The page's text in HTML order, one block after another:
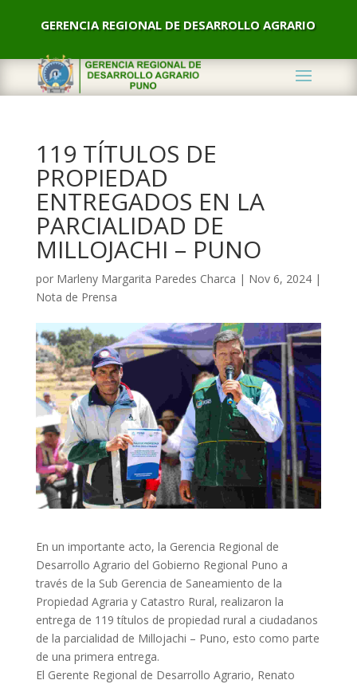
GERENCIA REGIONAL DE DESARROLLO AGRARIO
119 TÍTULOS DE
PROPIEDAD
ENTREGADOS EN LA
PARCIALIDAD DE
MILLOJACHI – PUNO
por Marleny Margarita Paredes Charca | Nov 6, 2024|
Nota de Prensa
En un importante acto, la Gerencia Regional de
Desarrollo Agrario del Gobierno Regional Puno a
través de la Sub Gerencia de Saneamiento de la
Propiedad Agraria y Catastro Rural, realizaron la
entrega de 119 títulos de propiedad rural a ciudadanos
de la parcialidad de Millojachi – Puno, esto como parte
de una primera entrega.
El Gerente Regional de Desarrollo Agrario, Renato